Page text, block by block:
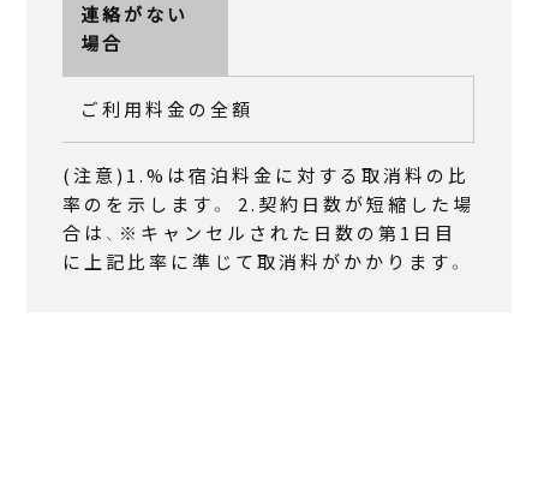
連絡がない
場合
ご利用料金の全額
(注意)1.%は宿泊料金に対する取消料の比
率のを示します。 2.契約日数が短縮した場
合は、※キャンセルされた日数の第1日目
に上記比率に準じて取消料がかかります。